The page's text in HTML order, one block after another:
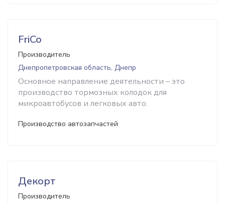
FriCo
Производитель
Днепропетровская область, Днепр
Основное направление деятельности – это
производство тормозных колодок для
микроавтобусов и легковых авто.
Производство автозапчастей
Декорт
Производитель